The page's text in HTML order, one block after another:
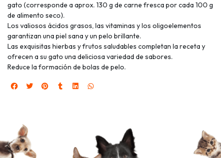
gato (corresponde a aprox. 130 g de carne fresca por cada 100 g
de alimento seco).
Los valiosos ácidos grasos, las vitaminas y los oligoelementos
garantizan una piel sana y un pelo brillante.
Las exquisitas hierbas y frutos saludables completan la receta y
ofrecen a su gato una deliciosa variedad de sabores.
Reduce la formación de bolas de pelo.